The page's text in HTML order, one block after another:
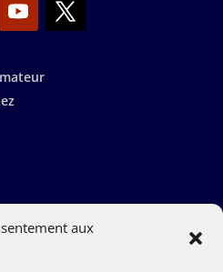
aux